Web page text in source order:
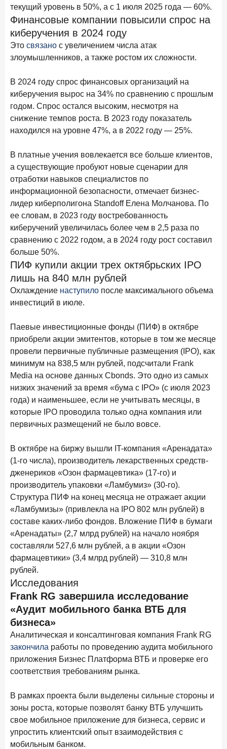
15 апреля 2026 года ИССЛЕДОВАНИЕ
Рынок подписок 2026: от гонки за объёмами к битве за
привычку
15 апреля 2026 года
Маркетинговые акции брокеров: обзор механик и
10 апреля 2026 года ИССЛЕДОВАНИЕ
ДНК современного ипотечного клиента
26 марта 2026 года ИССЛЕДОВАНИЕ
Не экосистемой единой: как пользователи
распределяют подписки
25 марта 2026 года
Ипотека. Итоги работы крупнейших ипотечных банков
в феврале 2026 года
18 марта 2026 года
Банки начали снижать ставки по вкладам еще до
решения ЦБ
16 марта 2026 года
Frank RG объявила победителей кейс-чемпионата
12 марта 2026 года
Банки ускорили работу с претензиями
Рассылка Frank RG
Итоги недели, наша трактовка основных событий
на банковском рынке
Я согласен с условиямиобработки данных
10 марта 2026 года ИССЛЕДОВАНИЕ
Куда уходят деньги? Frank RG исследует рынок
вкладов
6 марта 2026 года
По итогам февраля 2026 года объем выдач кредитов
составил 748,4 млрд руб.
25 февраля 2026 года
Ипотека. Итоги работы крупнейших ипотечных банков
в январе 2026 года
18 февраля 2026 года ИССЛЕДОВАНИЕ
Не по цене, а по ценности: как россияне выбирали
подписки в 2025 году?
17 февраля 2026 года
место
6 февраля 2026 года
По итогам января 2026 года объем выдач кредитов
составил 822,8 млрд руб.
текущий уровень в 50%, а с 1 июля 2025 года — 60%.
Финансовые компании повысили спрос на
киберучения в 2024 году
Это связано с увеличением числа атак
злоумышленников, а также ростом их сложности.
В 2024 году спрос финансовых организаций на
киберучения вырос на 34% по сравнению с прошлым
годом. Спрос остался высоким, несмотря на
снижение темпов роста. В 2023 году показатель
находился на уровне 47%, а в 2022 году — 25%.
В платные учения вовлекается все больше клиентов,
а существующие пробуют новые сценарии для
отработки навыков специалистов по
информационной безопасности, отмечает бизнес-
лидер киберполигона Standoff Елена Молчанова. По
ее словам, в 2023 году востребованность
киберучений увеличилась более чем в 2,5 раза по
сравнению с 2022 годом, а в 2024 году рост составил
больше 50%.
ПИФ купили акции трех октябрьских IPO
лишь на 840 млн рублей
Охлаждение наступило после максимального объема
инвестиций в июле.
Паевые инвестиционные фонды (ПИФ) в октябре
приобрели акции эмитентов, которые в том же месяце
провели первичные публичные размещения (IPO), как
минимум на 838,5 млн рублей, подсчитали Frank
Media на основе данных Cbonds. Это одно из самых
низких значений за время «бума с IPO» (с июля 2023
года) и наименьшее, если не учитывать месяцы, в
которые IPO проводила только одна компания или
первичных размещений не было вовсе.
В октябре на биржу вышли IT-компания «Аренадата»
(1-го числа), производитель лекарственных средств-
дженериков «Озон фармацевтика» (17-го) и
производитель упаковки «Ламбумиз» (30-го).
Структура ПИФ на конец месяца не отражает акции
«Ламбумизы» (привлекла на IPO 802 млн рублей) в
составе каких-либо фондов. Вложение ПИФ в бумаги
«Аренадаты» (2,7 млрд рублей) на начало ноября
составляли 527,6 млн рублей, а в акции «Озон
фармацевтики» (3,4 млрд рублей) — 310,8 млн
рублей.
Исследования
Frank RG завершила исследование
«Аудит мобильного банка ВТБ для
бизнеса»
Аналитическая и консалтинговая компания Frank RG
закончила работы по проведению аудита мобильного
приложения Бизнес Платформа ВТБ и проверке его
соответствия требованиям рынка.
В рамках проекта были выделены сильные стороны и
зоны роста, которые позволят банку ВТБ улучшить
свое мобильное приложение для бизнеса, сервис и
упростить клиентский опыт взаимодействия с
мобильным банком.